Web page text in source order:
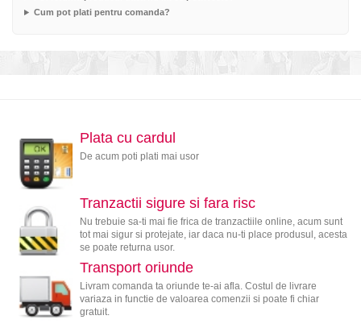
Cum pot plati pentru comanda?
Plata cu cardul
De acum poti plati mai usor
Tranzactii sigure si fara risc
Nu trebuie sa-ti mai fie frica de tranzactiile online, acum sunt
tot mai sigur si protejate, iar daca nu-ti place produsul, acesta
se poate returna usor.
Transport oriunde
Livram comanda ta oriunde te-ai afla. Costul de livrare
variaza in functie de valoarea comenzii si poate fi chiar
gratuit.